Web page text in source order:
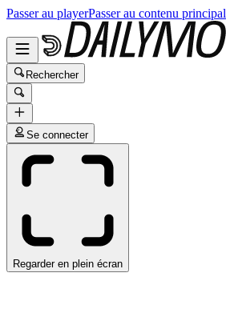
Passer au playerPasser au contenu principal
Rechercher
Se connecter
Regarder en plein écran